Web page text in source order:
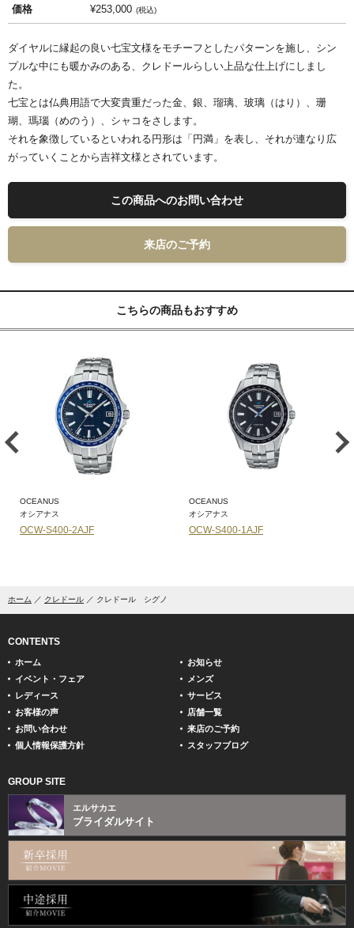
価格 ¥253,000 税込
ダイヤルに縁起の良い七宝文様をモチーフとしたパターンを施し、シン
プルな中にも暖かみのある、クレドールらしい上品な仕上げにしまし
た。
七宝とは仏典用語で大変貴重だった金、銀、瑠璃、玻璃（はり）、珊
瑚、瑪瑙（めのう）、シャコをさします。
それを象徴しているといわれる円形は「円満」を表し、それが連なり広
がっていくことから吉祥文様とされています。
この商品へのお問い合わせ
来店のご予約
こちらの商品もおすすめ
OCEANUS
オシアナス
OCW-S400-2AJF
OCEANUS
オシアナス
OCW-S400-1AJF
ホーム クレドール クレドール シグノ
CONTENTS
ホーム
お知らせ
イベント・フェア
メンズ
レディース
サービス
お客様の声
店舗一覧
お問い合わせ
来店のご予約
個人情報保護方針
スタッフブログ
GROUP SITE
エルサカエ
ブライダルサイト